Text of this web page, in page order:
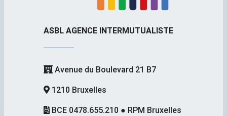
ASBL AGENCE INTERMUTUALISTE
Avenue du Boulevard 21 B7
1210 Bruxelles
BCE 0478.655.210 ● RPM Bruxelles